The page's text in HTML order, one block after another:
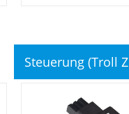
Steuerung (Troll